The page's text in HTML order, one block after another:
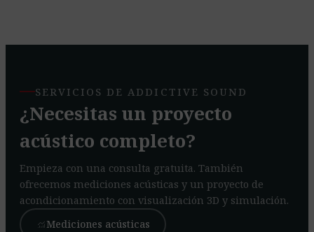
SERVICIOS DE ADDICTIVE SOUND
¿Necesitas un proyecto
acústico completo?
Empieza con una consulta gratuita. También
ofrecemos mediciones acústicas y un proyecto de
acondicionamiento con visualización 3D y simulación.
monitoringMediciones acústicas